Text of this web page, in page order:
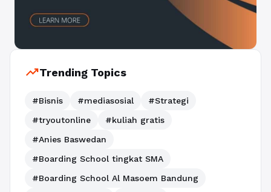
trending_upTrending Topics
#Bisnis #mediasosial
#Strategi
#tryoutonline
#kuliah gratis
#Anies Baswedan
#Boarding School tingkat SMA
#Boarding School Al Masoem Bandung